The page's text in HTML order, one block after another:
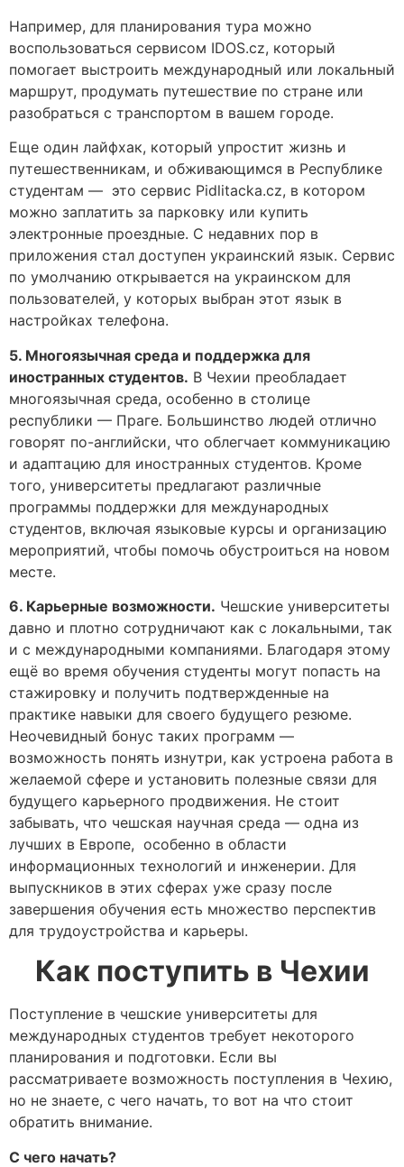
Например, для планирования тура можно
воспользоваться сервисом IDOS.cz, который
помогает выстроить международный или локальный
маршрут, продумать путешествие по стране или
разобраться с транспортом в вашем городе.
Еще один лайфхак, который упростит жизнь и
путешественникам, и обживающимся в Республике
студентам — это сервис Pidlitacka.cz, в котором
можно заплатить за парковку или купить
электронные проездные. С недавних пор в
приложения стал доступен украинский язык. Сервис
по умолчанию открывается на украинском для
пользователей, у которых выбран этот язык в
настройках телефона.
5. Многоязычная среда и поддержка для
иностранных студентов. В Чехии преобладает
многоязычная среда, особенно в столице
республики — Праге. Большинство людей отлично
говорят по-английски, что облегчает коммуникацию
и адаптацию для иностранных студентов. Кроме
того, университеты предлагают различные
программы поддержки для международных
студентов, включая языковые курсы и организацию
мероприятий, чтобы помочь обустроиться на новом
месте.
6. Карьерные возможности. Чешские университеты
давно и плотно сотрудничают как с локальными, так
и с международными компаниями. Благодаря этому
ещё во время обучения студенты могут попасть на
стажировку и получить подтвержденные на
практике навыки для своего будущего резюме.
Неочевидный бонус таких программ —
возможность понять изнутри, как устроена работа в
желаемой сфере и установить полезные связи для
будущего карьерного продвижения. Не стоит
забывать, что чешская научная среда — одна из
лучших в Европе, особенно в области
информационных технологий и инженерии. Для
выпускников в этих сферах уже сразу после
завершения обучения есть множество перспектив
для трудоустройства и карьеры.
Как поступить в Чехии
Поступление в чешские университеты для
международных студентов требует некоторого
планирования и подготовки. Если вы
рассматриваете возможность поступления в Чехию,
но не знаете, с чего начать, то вот на что стоит
обратить внимание.
С чего начать?